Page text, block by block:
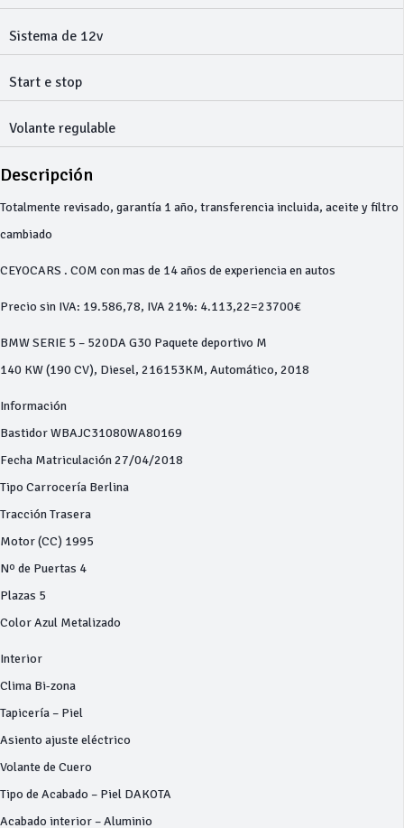
Sistema de 12v
Start e stop
Volante regulable
Descripción
Totalmente revisado, garantía 1 año, transferencia incluida, aceite y filtro
cambiado
CEYOCARS . COM con mas de 14 años de experiencia en autos
Precio sin IVA: 19.586,78, IVA 21%: 4.113,22=23700€
BMW SERIE 5 – 520DA G30 Paquete deportivo M
140 KW (190 CV), Diesel, 216153KM, Automático, 2018
Información
Bastidor WBAJC31080WA80169
Fecha Matriculación 27/04/2018
Tipo Carrocería Berlina
Tracción Trasera
Motor (CC) 1995
Nº de Puertas 4
Plazas 5
Color Azul Metalizado
Interior
Clima Bi-zona
Tapicería – Piel
Asiento ajuste eléctrico
Volante de Cuero
Tipo de Acabado – Piel DAKOTA
Acabado interior – Aluminio